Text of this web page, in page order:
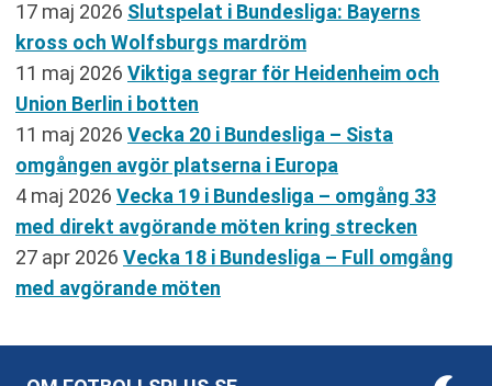
17 maj 2026 Slutspelat i Bundesliga: Bayerns
kross och Wolfsburgs mardröm
11 maj 2026 Viktiga segrar för Heidenheim och
Union Berlin i botten
11 maj 2026 Vecka 20 i Bundesliga – Sista
omgången avgör platserna i Europa
4 maj 2026 Vecka 19 i Bundesliga – omgång 33
med direkt avgörande möten kring strecken
27 apr 2026 Vecka 18 i Bundesliga – Full omgång
med avgörande möten